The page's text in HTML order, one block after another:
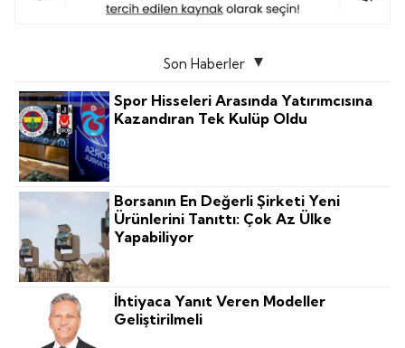
Son Haberler
Spor Hisseleri Arasında Yatırımcısına
Kazandıran Tek Kulüp Oldu
Borsanın En Değerli Şirketi Yeni
Ürünlerini Tanıttı: Çok Az Ülke
Yapabiliyor
İhtiyaca Yanıt Veren Modeller
Geliştirilmeli